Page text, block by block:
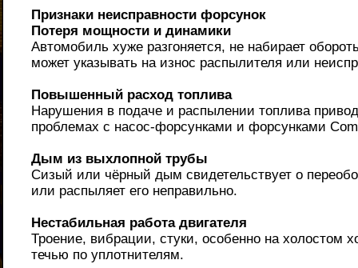
Признаки неисправности форсунок
Потеря мощности и динамики
Автомобиль хуже разгоняется, не набирает
может указывать на износ распылителя или
Повышенный расход топлива
Нарушения в подаче и распылении топлива
проблемах с насос-форсунками и форсунками
Дым из выхлопной трубы
Сизый или чёрный дым свидетельствует о
или распыляет его неправильно.
Нестабильная работа двигателя
Троение, вибрации, стуки, особенно на холостом
течью по уплотнителям.